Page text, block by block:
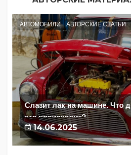
АВТОМОБИЛИ АВТОРСКИЕ СТАТЬИ
Слазит лак на машине. Что
это происходит?
14.06.2025